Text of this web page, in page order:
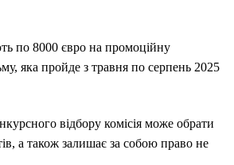
по 8000 євро на промоційну
яка пройде з травня по серпень 2025
відбору комісія може обрати
а також залишає за собою право не